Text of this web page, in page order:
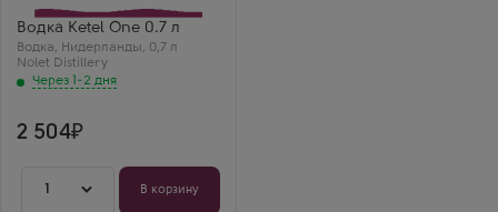
Водка Ketel One 0.7 л
Водка, Нидерланды, 0,7 л
Nolet Distillery
Через 1-2 дня
Ketel One
Михаил
Кетел Ван — очень
качественная
голландская водка.
Мягкость просто
2 504
1 В корзину